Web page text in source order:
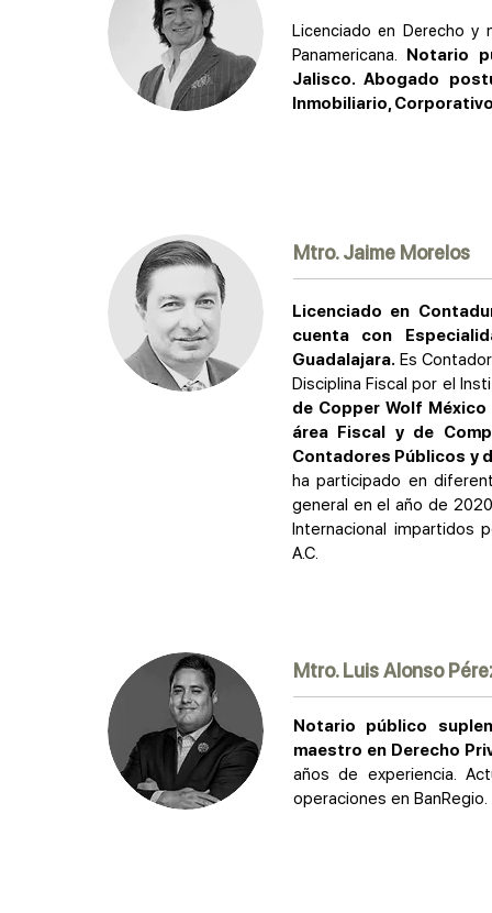
Licenciado en Derecho y
Panamericana. Notario
Jalisco. Abogado
Inmobiliario,
Mtro. Jaime Morelos
Licenciado en
cuenta con
Guadalajara. Es
Disciplina Fiscal por el
de Copper Wolf
área Fiscal y de
Contadores Públicos y
ha participado en
general en el año de
Internacional impartidos
A.C.
Mtro. Luis Alonso
Notario público
maestro en Derecho
años de experiencia.
operaciones en BanRegio.